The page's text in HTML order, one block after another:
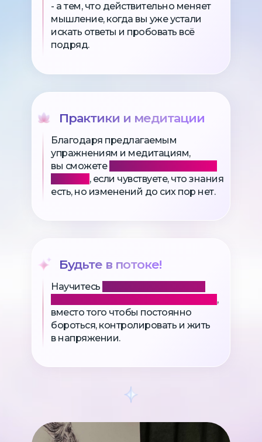
Практики и медитации
- а тем, что действительно меняет
мышление, когда вы уже устали
искать ответы и пробовать всё
подряд.
Благодаря предлагаемым
упражнениям и медитациям,
вы сможете
, если чувствуете, что знания
есть, но изменений до сих пор нет.
Научитесь
,
вместо того чтобы постоянно
бороться, контролировать и жить
в напряжении.
Будьте в потоке!